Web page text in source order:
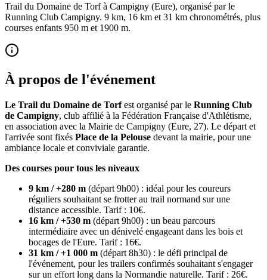
Trail du Domaine de Torf à Campigny (Eure), organisé par le
Running Club Campigny. 9 km, 16 km et 31 km chronométrés, plus
courses enfants 950 m et 1900 m.
À propos de l'événement
Le Trail du Domaine de Torfest organisé par le Running Club
de Campigny, club affilié à la Fédération Française d'Athlétisme,
en association avec la Mairie de Campigny (Eure, 27). Le départ et
l'arrivée sont fixés Place de la Pelouse devant la mairie, pour une
ambiance locale et conviviale garantie.
Des courses pour tous les niveaux
9 km / +280 m (départ 9h00) : idéal pour les coureurs
réguliers souhaitant se frotter au trail normand sur une
distance accessible. Tarif : 10€.
16 km / +530 m (départ 9h00) : un beau parcours
intermédiaire avec un dénivelé engageant dans les bois et
bocages de l'Eure. Tarif : 16€.
31 km / +1 000 m (départ 8h30) : le défi principal de
l'événement, pour les trailers confirmés souhaitant s'engager
sur un effort long dans la Normandie naturelle. Tarif : 26€.